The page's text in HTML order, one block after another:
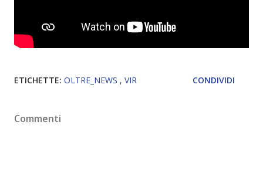
ETICHETTE: OLTRE_NEWS VIR CONDIVIDI
Commenti